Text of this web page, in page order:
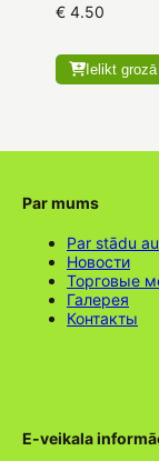
€ 4.50
Ielikt grozā
Par mums
Par stādu
Новости
Торговые
Галерея
Контакты
E-veikala